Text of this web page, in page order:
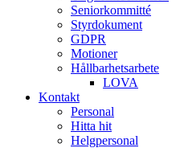
Seniorkommitté
Styrdokument
GDPR
Motioner
Hållbarhetsarbete
LOVA
Kontakt
Personal
Hitta hit
Helgpersonal